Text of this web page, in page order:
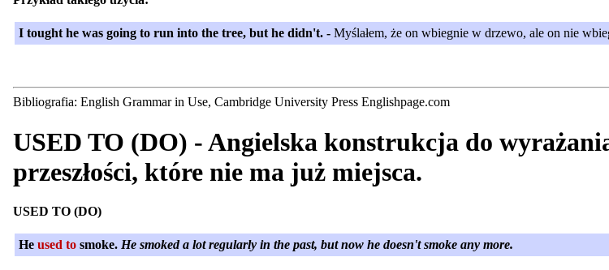
I tought he was going to run into the tree, but he didn't. - Myślałem, że on wbiegnie w drzewo, ale on nie
Bibliografia: English Grammar in Use, Cambridge University Press Englishpage.com
USED TO (DO) - Angielska konstrukcja do
przeszłości, które nie ma już miejsca.
USED TO (DO)
He used to smoke. He smoked a lot regularly in the past, but now he doesn't smoke any more.